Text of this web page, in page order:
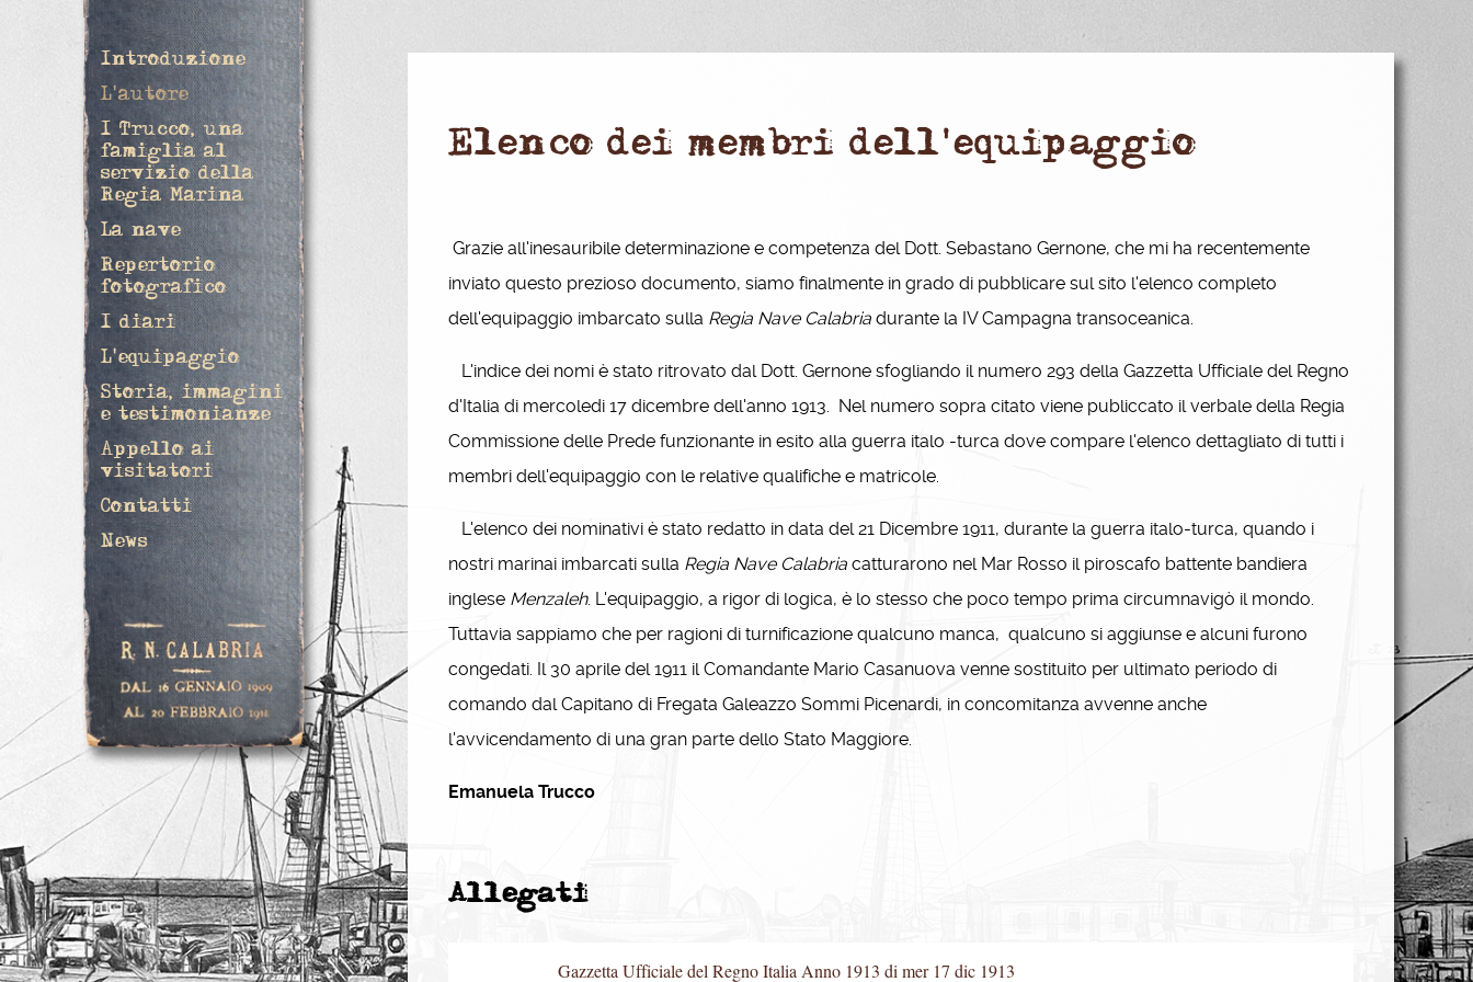
Introduzione
L'autore
I Trucco, una
famiglia al
servizio della
Regia Marina
La nave
Repertorio
fotografico
I diari
L'equipaggio
Storia, immagini
e testimonianze
Appello ai
visitatori
Contatti
News
Elenco dei membri dell'equipaggio
Grazie all'inesauribile determinazione e competenza del Dott. Sebastano Gernone, che mi ha recentemente
inviato questo prezioso documento, siamo finalmente in grado di pubblicare sul sito l'elenco completo
dell'equipaggio imbarcato sulla Regia Nave Calabria durante la IV Campagna transoceanica.
L'indice dei nomi è stato ritrovato dal Dott. Gernone sfogliando il numero 293 della Gazzetta Ufficiale del Regno
d'Italia di mercoledi 17 dicembre dell'anno 1913. Nel numero sopra citato viene publiccato il verbale della Regia
Commissione delle Prede funzionante in esito alla guerra italo -turca dove compare l'elenco dettagliato di tutti i
membri dell'equipaggio con le relative qualifiche e matricole.
L'elenco dei nominativi è stato redatto in data del 21 Dicembre 1911, durante la guerra italo-turca, quando i
nostri marinai imbarcati sulla Regia Nave Calabria catturarono nel Mar Rosso il piroscafo battente bandiera
inglese Menzaleh. L'equipaggio, a rigor di logica, è lo stesso che poco tempo prima circumnavigò il mondo.
Tuttavia sappiamo che per ragioni di turnificazione qualcuno manca, qualcuno si aggiunse e alcuni furono
congedati. Il 30 aprile del 1911 il Comandante Mario Casanuova venne sostituito per ultimato periodo di
comando dal Capitano di Fregata Galeazzo Sommi Picenardi, in concomitanza avvenne anche
l'avvicendamento di una gran parte dello Stato Maggiore.
Emanuela Trucco
Allegati
Gazzetta Ufficiale del Regno Italia Anno 1913 di mer 17 dic 1913